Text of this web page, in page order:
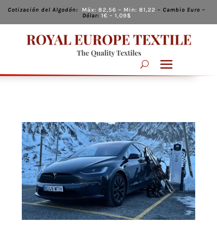
Cotización del Algodón: Máx: 82,56 – Min: 81,22 – Cambio Euro –
Dólar: 1€ – 1,09$